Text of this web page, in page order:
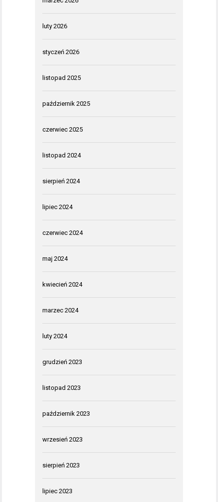
luty 2026
styczeń 2026
listopad 2025
październik 2025
czerwiec 2025
listopad 2024
sierpień 2024
lipiec 2024
czerwiec 2024
maj 2024
kwiecień 2024
marzec 2024
luty 2024
grudzień 2023
listopad 2023
październik 2023
wrzesień 2023
sierpień 2023
lipiec 2023